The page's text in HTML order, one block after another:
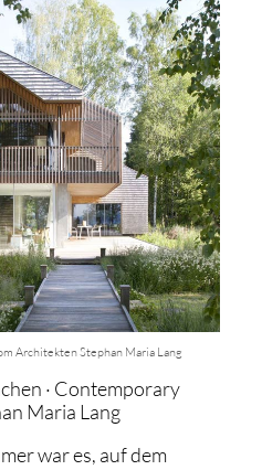
Architekten Stephan Maria Lang
· Contemporary
Maria Lang
war es, auf dem